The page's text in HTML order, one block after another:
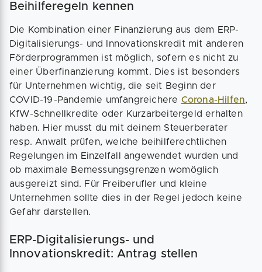
Beihilferegeln kennen
Die Kombination einer Finanzierung aus dem ERP-
Digitalisierungs- und Innovations­kredit mit anderen
Förder­programmen ist möglich, sofern es nicht zu
einer Über­finanzierung kommt. Dies ist besonders
für Unternehmen wichtig, die seit Beginn der
COVID-19-Pandemie umfangreichere Corona-Hilfen,
KfW-Schnellkredite oder Kurzarbeitergeld erhalten
haben. Hier musst du mit deinem Steuerberater
resp. Anwalt prüfen, welche beihilferechtlichen
Regelungen im Einzelfall angewendet wurden und
ob maximale Bemessungsgrenzen womöglich
ausgereizt sind. Für Freiberufler und kleine
Unternehmen sollte dies in der Regel jedoch keine
Gefahr darstellen.
ERP-Digitalisierungs- und
Innovationskredit: Antrag stellen